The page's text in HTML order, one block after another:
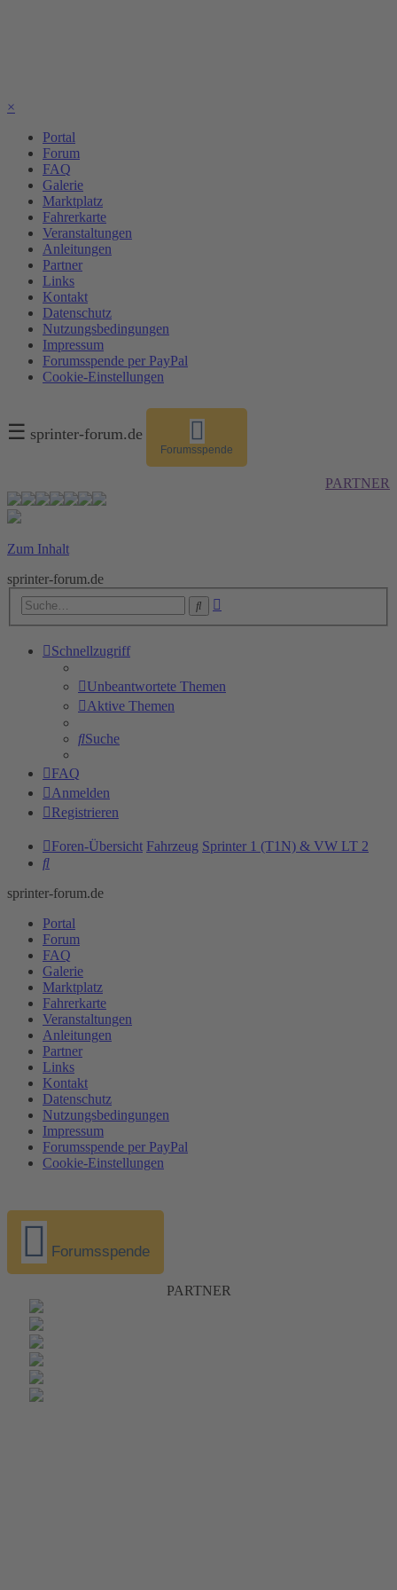
×
Portal
Forum
FAQ
Galerie
Marktplatz
Fahrerkarte
Veranstaltungen
Anleitungen
Partner
Links
Kontakt
Datenschutz
Nutzungsbedingungen
Impressum
Forumsspende per PayPal
Cookie-Einstellungen
☰ sprinter-forum.de
Forumsspende
PARTNER
Zum Inhalt
sprinter-forum.de
Suche
Schnellzugriff
Unbeantwortete Themen
Aktive Themen
Suche
FAQ
Anmelden
Registrieren
Foren-Übersicht Fahrzeug Sprinter 1 (T1N) & VW LT 2
Suche
sprinter-forum.de
Portal
Forum
FAQ
Galerie
Marktplatz
Fahrerkarte
Veranstaltungen
Anleitungen
Partner
Links
Kontakt
Datenschutz
Nutzungsbedingungen
Impressum
Forumsspende per PayPal
Cookie-Einstellungen
Forumsspende
PARTNER